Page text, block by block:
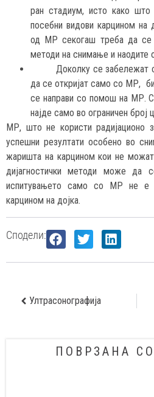
ран стадиум, исто како
посебни видови карцином на
од МР секогаш треба да се
методи на снимање и наодите
Доколку се забележат
да се откријат само со МР,
се направи со помош на МР.
најде само во ограничен број
МР, што не користи радијационо
успешни резултати особено во
жаришта на карцином кои не
дијагностички методи може да
испитувањето само со МР не е
карцином на дојка.
Сподели:
Ултрасонографија
ПОВРЗАНА